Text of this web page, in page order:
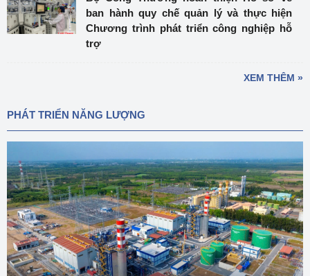
ban hành quy chế quản lý và thực hiện
Chương trình phát triển công nghiệp hỗ
trợ
XEM THÊM »
PHÁT TRIỂN NĂNG LƯỢNG